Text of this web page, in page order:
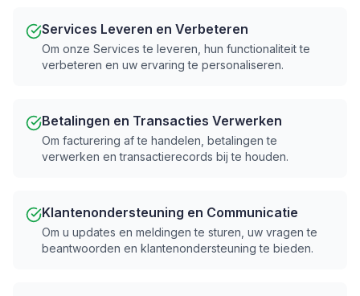
Services Leveren en Verbeteren
Om onze Services te leveren, hun functionaliteit te
verbeteren en uw ervaring te personaliseren.
Betalingen en Transacties Verwerken
Om facturering af te handelen, betalingen te
verwerken en transactierecords bij te houden.
Klantenondersteuning en Communicatie
Om u updates en meldingen te sturen, uw vragen te
beantwoorden en klantenondersteuning te bieden.